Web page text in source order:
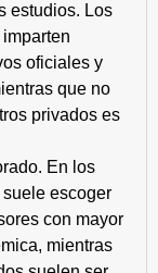
estudios. Los
oficiales y
que no
privados es
En los
escoger
con mayor
mientras